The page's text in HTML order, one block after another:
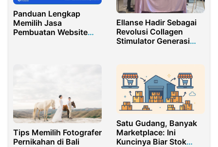
Panduan Lengkap
Memilih Jasa
Pembuatan Website
Ellanse Hadir Sebagai
Revolusi Collagen
Stimulator Generasi
Tips Memilih Fotografer
Pernikahan di Bali
Satu Gudang, Banyak
Marketplace: Ini
Kuncinya Biar Stok